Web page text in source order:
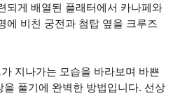
되게 배열된 플래터에서 카나페와
에 비친 궁전과 첨탑 옆을 크루즈
지나가는 모습을 바라보며 바쁜
풀기에 완벽한 방법입니다. 선상